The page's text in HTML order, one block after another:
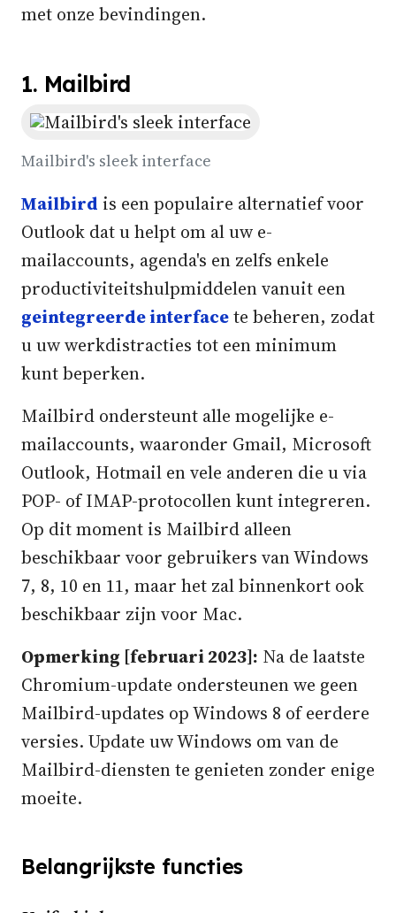
met onze bevindingen.
1. Mailbird
Mailbird's sleek interface
Mailbird is een populaire alternatief voor
Outlook dat u helpt om al uw e-
mailaccounts, agenda's en zelfs enkele
productiviteitshulpmiddelen vanuit een
geintegreerde interfacete beheren, zodat
u uw werkdistracties tot een minimum
kunt beperken.
Mailbird ondersteunt alle mogelijke e-
mailaccounts, waaronder Gmail, Microsoft
Outlook, Hotmail en vele anderen die u via
POP- of IMAP-protocollen kunt integreren.
Op dit moment is Mailbird alleen
beschikbaar voor gebruikers van Windows
7, 8, 10 en 11, maar het zal binnenkort ook
beschikbaar zijn voor Mac.
Opmerking [februari 2023]: Na de laatste
Chromium-update ondersteunen we geen
Mailbird-updates op Windows 8 of eerdere
versies. Update uw Windows om van de
Mailbird-diensten te genieten zonder enige
moeite.
Belangrijkste functies